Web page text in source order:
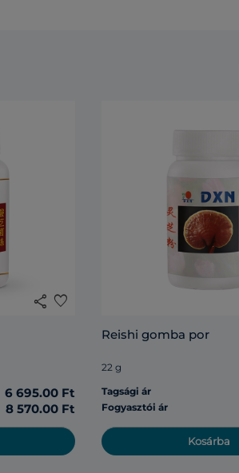
share favorite
6 695.00 Ft
8 570.00 Ft
Reishi gomba por
22 g
Tagsági ár
Fogyasztói ár
Kosárba